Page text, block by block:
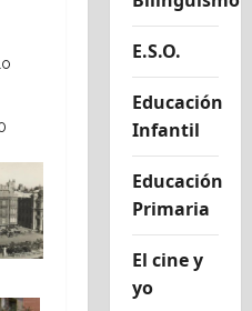
E.S.O.
Educación
Infantil
Educación
Primaria
El cine y
yo